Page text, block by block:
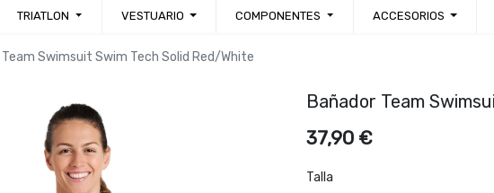
TRIATLON VESTUARIO COMPONENTES ACCESORIOS
Team Swimsuit Swim Tech Solid Red/White
Bañador Team
37,90 €
Talla